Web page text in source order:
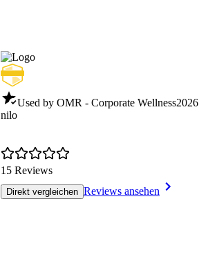
Used by OMR - Corporate Wellness2026
nilo
15 Reviews
Direkt vergleichen Reviews ansehen